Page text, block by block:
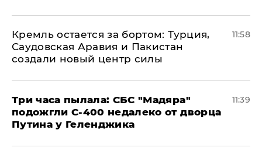
​Кремль остается за бортом: Турция,
Саудовская Аравия и Пакистан
создали новый центр силы
11:58
Три часа пылала: СБС "Мадяра"
подожгли С-400 недалеко от дворца
Путина у Геленджика
11:39